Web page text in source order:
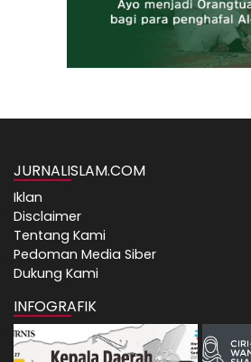
JURNALISLAM.COM
Iklan
Disclaimer
Tentang Kami
Pedoman Media Siber
Dukung Kami
INFOGRAFIK